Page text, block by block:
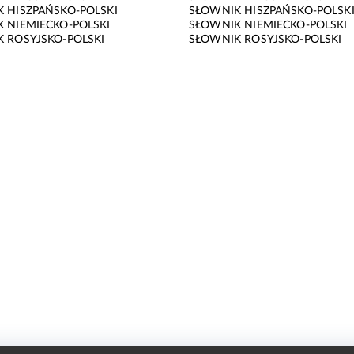
HISZPAŃSKO-POLSKI
NIEMIECKO-POLSKI
ROSYJSKO-POLSKI
SŁOWNIK HISZPAŃSKO-POLSKI
SŁOWNIK NIEMIECKO-POLSKI
SŁOWNIK ROSYJSKO-POLSKI